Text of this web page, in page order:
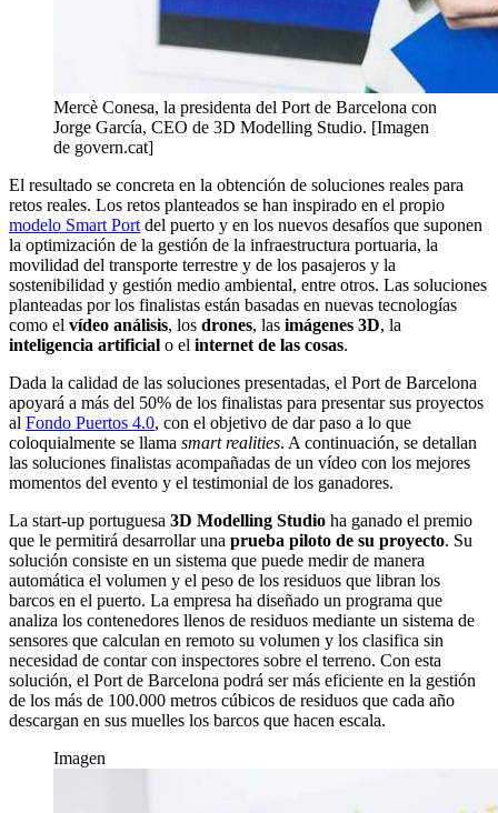
Mercè Conesa, la presidenta del Port de Barcelona con
Jorge García, CEO de 3D Modelling Studio. [Imagen
de govern.cat]
El resultado se concreta en la obtención de soluciones reales para
retos reales. Los retos planteados se han inspirado en el propio
modelo Smart Port del puerto y en los nuevos desafíos que suponen
la optimización de la gestión de la infraestructura portuaria, la
movilidad del transporte terrestre y de los pasajeros y la
sostenibilidad y gestión medio ambiental, entre otros. Las soluciones
planteadas por los finalistas están basadas en nuevas tecnologías
como el vídeo análisis, los drones, las imágenes 3D, la
inteligencia artificial o el internet de las cosas.
Dada la calidad de las soluciones presentadas, el Port de Barcelona
apoyará a más del 50% de los finalistas para presentar sus proyectos
al Fondo Puertos 4.0, con el objetivo de dar paso a lo que
coloquialmente se llama smart realities. A continuación, se detallan
las soluciones finalistas acompañadas de un vídeo con los mejores
momentos del evento y el testimonial de los ganadores.
La start-up portuguesa 3D Modelling Studio ha ganado el premio
que le permitirá desarrollar una prueba piloto de su proyecto. Su
solución consiste en un sistema que puede medir de manera
automática el volumen y el peso de los residuos que libran los
barcos en el puerto. La empresa ha diseñado un programa que
analiza los contenedores llenos de residuos mediante un sistema de
sensores que calculan en remoto su volumen y los clasifica sin
necesidad de contar con inspectores sobre el terreno. Con esta
solución, el Port de Barcelona podrá ser más eficiente en la gestión
de los más de 100.000 metros cúbicos de residuos que cada año
descargan en sus muelles los barcos que hacen escala.
Imagen